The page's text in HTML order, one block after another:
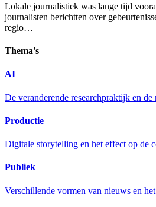
Lokale journalistiek was lange tijd
journalisten berichtten over
regio…
Thema's
AI
De veranderende researchpraktijk en
Productie
Digitale storytelling en het effect op de
Publiek
Verschillende vormen van nieuws en